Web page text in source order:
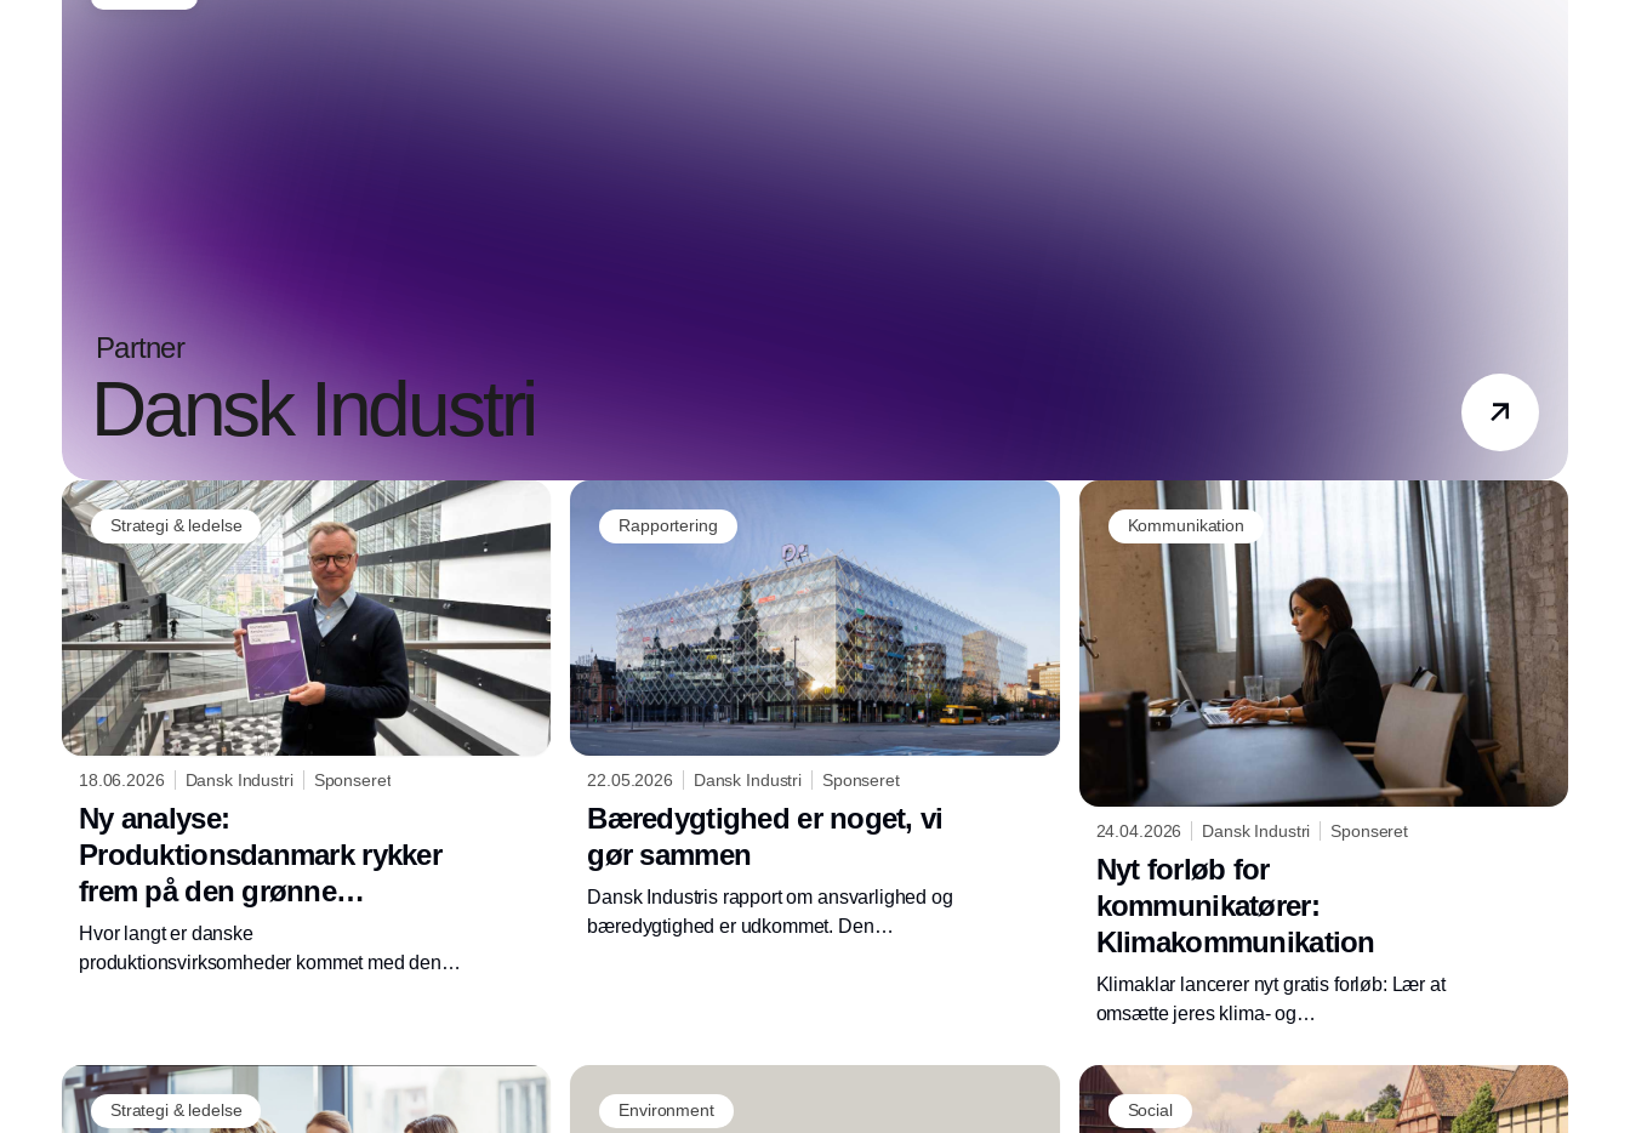
Partner
Dansk Industri
Strategi & ledelse
18.06.2026 Dansk Industri Sponseret
Ny analyse:
Produktionsdanmark rykker
frem på den grønne
omstilling – men der er
stadig uudnyttet potentiale
Hvor langt er danske
produktionsvirksomheder kommet med den
Klimastatus i danske
produktionsvirksomheder 2026 giver svar på.
Rapportering
22.05.2026 Dansk Industri Sponseret
Bæredygtighed er noget, vi
gør sammen
Dansk Industris rapport om ansvarlighed og
bæredygtighed er udkommet. Den
Kommunikation
24.04.2026 Dansk Industri Sponseret
Nyt forløb for
kommunikatører:
Klimakommunikation
Klimaklar lancerer nyt gratis forløb: Lær at
omsætte jeres klima- og
der skaber værdi for virksomheden – og forstå,
hvad der skal til for at undgå greenwashing.
Strategi & ledelse Environment Social